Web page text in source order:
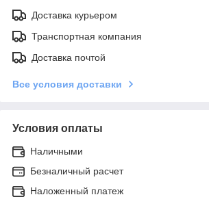
Доставка курьером
Транспортная компания
Доставка почтой
Все условия доставки
Условия оплаты
Наличными
Безналичный расчет
Наложенный платеж